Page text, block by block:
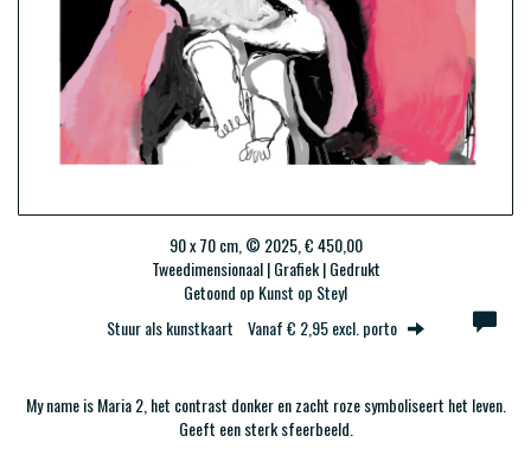
90 x 70 cm, © 2025, € 450,00
Tweedimensionaal | Grafiek | Gedrukt
Getoond op Kunst op Steyl
Stuur als kunstkaart Vanaf € 2,95 excl. porto
My name is Maria 2, het contrast donker en zacht roze symboliseert het leven.
Geeft een sterk sfeerbeeld.